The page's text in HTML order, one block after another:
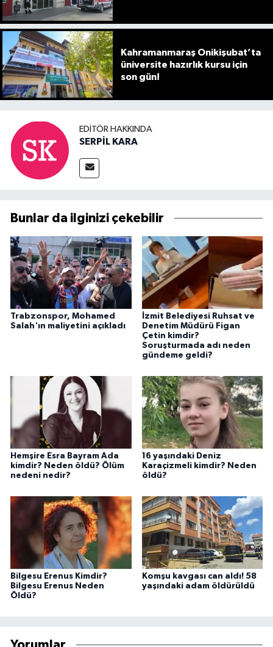
Kahramanmaraş Onikişubat’ta
üniversite hazırlık kursu için
son gün!
EDITÖR HAKKINDA
SERPİL KARA
Bunlar da ilginizi çekebilir
Trabzonspor, Mohamed
Salah'ın maliyetini açıkladı
İzmit Belediyesi Ruhsat ve
Denetim Müdürü Figan
Çetin kimdir?
Soruşturmada adı neden
gündeme geldi?
Hemşire Esra Bayram Ada
kimdir? Neden öldü? Ölüm
nedeni nedir?
16 yaşındaki Deniz
Karaçizmeli kimdir? Neden
öldü?
Bilgesu Erenus Kimdir?
Bilgesu Erenus Neden
Öldü?
Komşu kavgası can aldı! 58
yaşındaki adam öldürüldü